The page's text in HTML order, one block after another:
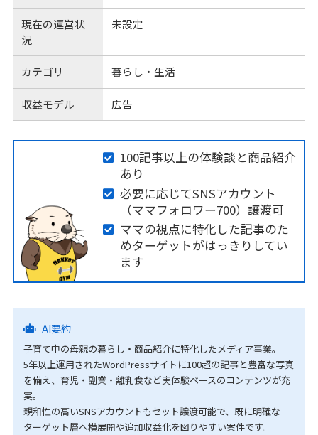
現在の運営状
況
未設定
カテゴリ 暮らし・生活
収益モデル 広告
100記事以上の体験談と商品紹介
あり
必要に応じてSNSアカウント
（ママフォロワー700）譲渡可
ママの視点に特化した記事のた
めターゲットがはっきりしてい
ます
AI要約
子育て中の母親の暮らし・商品紹介に特化したメディア事業。
5年以上運用されたWordPressサイトに100超の記事と豊富な写真
を備え、育児・副業・離乳食など実体験ベースのコンテンツが充
実。
親和性の高いSNSアカウントもセット譲渡可能で、既に明確な
ターゲット層へ横展開や追加収益化を図りやすい案件です。